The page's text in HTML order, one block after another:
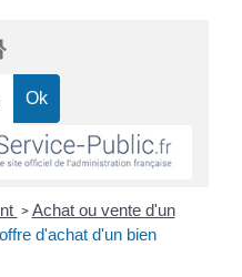
> Achat ou vente d'un
d'achat d'un bien